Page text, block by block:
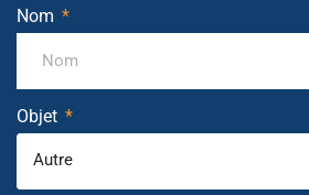
Nom
Objet
Autre